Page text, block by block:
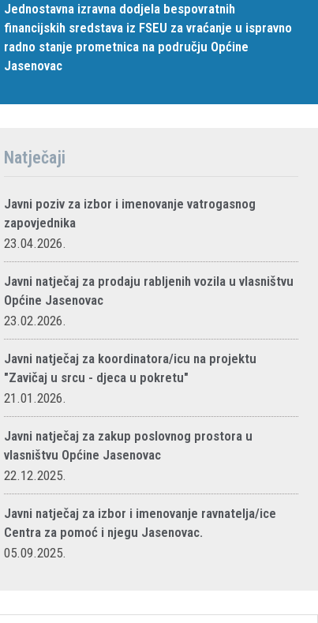
Jednostavna izravna dodjela bespovratnih
financijskih sredstava iz FSEU za vraćanje u ispravno
radno stanje prometnica na području Općine
Jasenovac
Natječaji
Javni poziv za izbor i imenovanje vatrogasnog
zapovjednika
23.04.2026.
Javni natječaj za prodaju rabljenih vozila u vlasništvu
Općine Jasenovac
23.02.2026.
Javni natječaj za koordinatora/icu na projektu
"Zavičaj u srcu - djeca u pokretu"
21.01.2026.
Javni natječaj za zakup poslovnog prostora u
vlasništvu Općine Jasenovac
22.12.2025.
Javni natječaj za izbor i imenovanje ravnatelja/ice
Centra za pomoć i njegu Jasenovac.
05.09.2025.